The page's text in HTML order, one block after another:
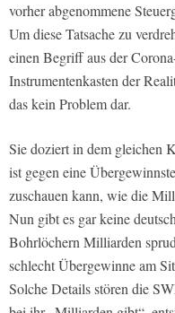
vorher abgenommene
Um diese Tatsache zu
einen Begriff aus der
Instrumentenkasten der
das kein Problem dar.
Sie doziert in dem gleichen
ist gegen eine
zuschauen kann, wie die
Nun gibt es gar keine
Bohrlöchern Milliarden
schlecht Übergewinne am
Solche Details stören die